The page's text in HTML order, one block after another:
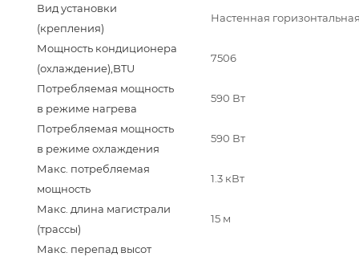
Вид установки
(крепления)
Настенная
Мощность кондиционера
(охлаждение),BTU
7506
Потребляемая мощность
в режиме нагрева
590 Вт
Потребляемая мощность
в режиме охлаждения
590 Вт
Макс. потребляемая
мощность
1.3 кВт
Макс. длина магистрали
(трассы)
15 м
Макс. перепад высот